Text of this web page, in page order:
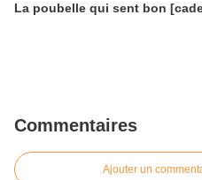
La poubelle qui sent bon
Commentaires
Ajouter un